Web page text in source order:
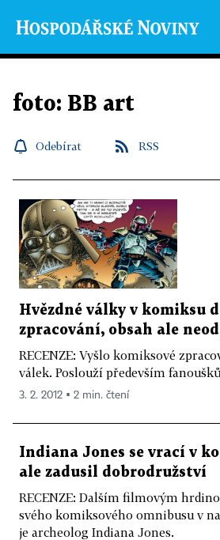
foto: BB art
Odebírat RSS
Hvězdné války v komiksu
zpracování, obsah ale
RECENZE: Vyšlo komiksové
válek. Poslouží především
3. 2. 2012 ▪ 2 min. čtení
Indiana Jones se vrací v
ale zadusil dobrodružství
RECENZE: Dalším filmovým
svého komiksového omnibusu v
je archeolog Indiana Jones.